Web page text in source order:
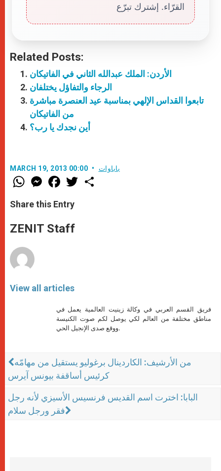
القرّاء. إشترك تبرّع
Related Posts:
الأردن: الملك عبدالله الثاني في الفاتيكان
الرجاء والتفاؤل يختلفان
تابعوا القداس الإلهي بمناسبة عيد العنصرة مباشرة
من الفاتيكان
أين نجدك يا رب؟
MARCH 19, 2013 00:00 باباوات
W
h
t
s
p
p
M
e
s
e
g
e
F
a
e
b
o
k
w
Share this Entry
ZENIT Staff
View all articles
فريق القسم العربي في وكالة زينيت العالمية يعمل في
مناطق مختلفة من العالم لكي يوصل لكم صوت الكنيسة
ووقع صدى الإنجيل الحي.
من الأرشيف: الكاردينال برغوليو يستقيل من مهامّه
كرئيس أساقفة بيونس آيرس
البابا: اخترت اسم القديس فرنسيس الأسيزي لأنه رجل
فقر ورجل سلام